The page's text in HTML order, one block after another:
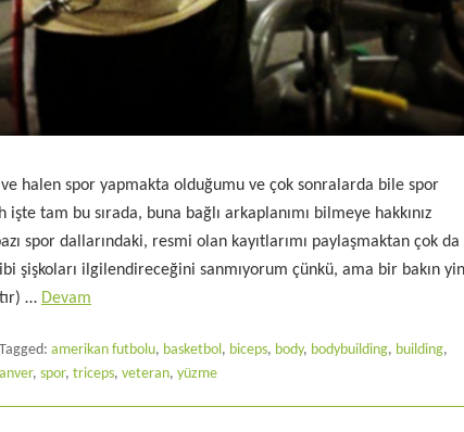
ve halen spor yapmakta olduğumu ve çok sonralarda bile spor
işte tam bu sırada, buna bağlı arkaplanımı bilmeye hakkınız
spor dallarındaki, resmi olan kayıtlarımı paylaşmaktan çok da
şişkoları ilgilendireceğini sanmıyorum çünkü, ama bir bakın
… Devam
Tagged: amerikan futbolu, basketbol, biceps, body, bodybuilding, building,
, spor, triceps, veteran, yüzme